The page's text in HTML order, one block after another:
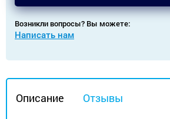
Возникли вопросы? Вы можете:
Написать нам
Описание Отзывы